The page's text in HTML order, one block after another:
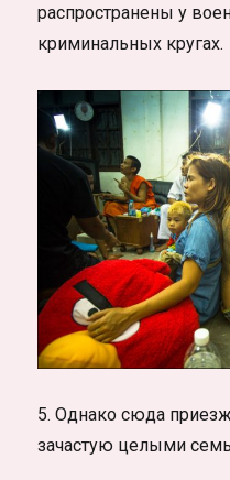
распространены у
криминальных кругах.
5. Однако сюда
зачастую целыми